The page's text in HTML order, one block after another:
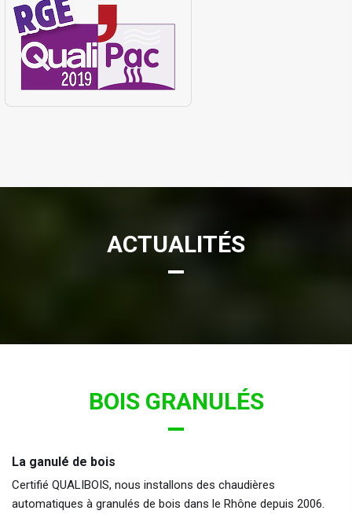
ACTUALITÉS
BOIS GRANULÉS
La ganulé de bois
Certifié QUALIBOIS, nous installons des chaudières
automatiques à granulés de bois dans le Rhône depuis 2006.